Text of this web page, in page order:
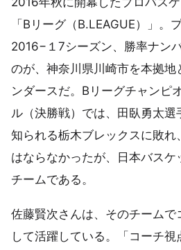
「Bリーグ（B.LEAGUE）」。
2016−１7シーズン、勝率ナン
のが、神奈川県川崎市を本拠地
ンダースだ。Bリーグチャンピ
ル（決勝戦）では、田臥勇太選
知られる栃木ブレックスに敗れ
はならなかったが、日本バス
チームである。
佐藤賢次さんは、そのチームで
して活躍している。「コーチ視